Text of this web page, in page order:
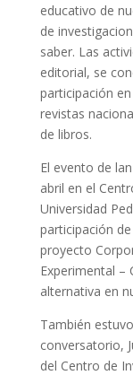
educativo de
de
saber. Las
editorial, se
participación
revistas
de libros.
El evento de
abril en el
Universidad
participación
proyecto
Experimental –
alternativa en
También
conversatorio,
del Centro de